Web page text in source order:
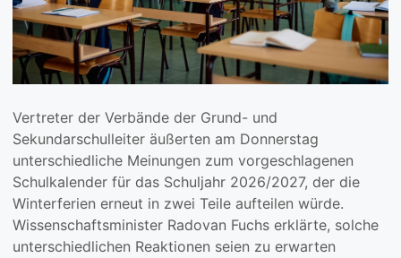
Vertreter der Verbände der Grund- und
Sekundarschulleiter äußerten am Donnerstag
unterschiedliche Meinungen zum vorgeschlagenen
Schulkalender für das Schuljahr 2026/2027, der die
Winterferien erneut in zwei Teile aufteilen würde.
Wissenschaftsminister Radovan Fuchs erklärte, solche
unterschiedlichen Reaktionen seien zu erwarten